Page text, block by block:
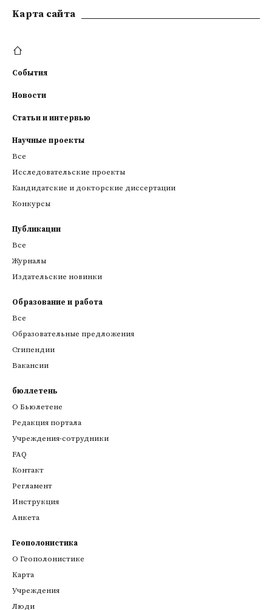
Kарта сайта
События
Новости
Статьи и интервью
Научные проекты
Все
Исследовательские проекты
Кандидатские и докторские диссертации
Конкурсы
Публикации
Все
Журналы
Издательские новинки
Образование и работа
Все
Образовательные предложения
Стипендии
Вакансии
бюллетень
О Бьюлетене
Редакция портала
Учреждения-сотрудники
FAQ
Контакт
Регламент
Инструкция
Анкета
Геополонистика
О Геополонистике
Kарта
Учреждения
Люди